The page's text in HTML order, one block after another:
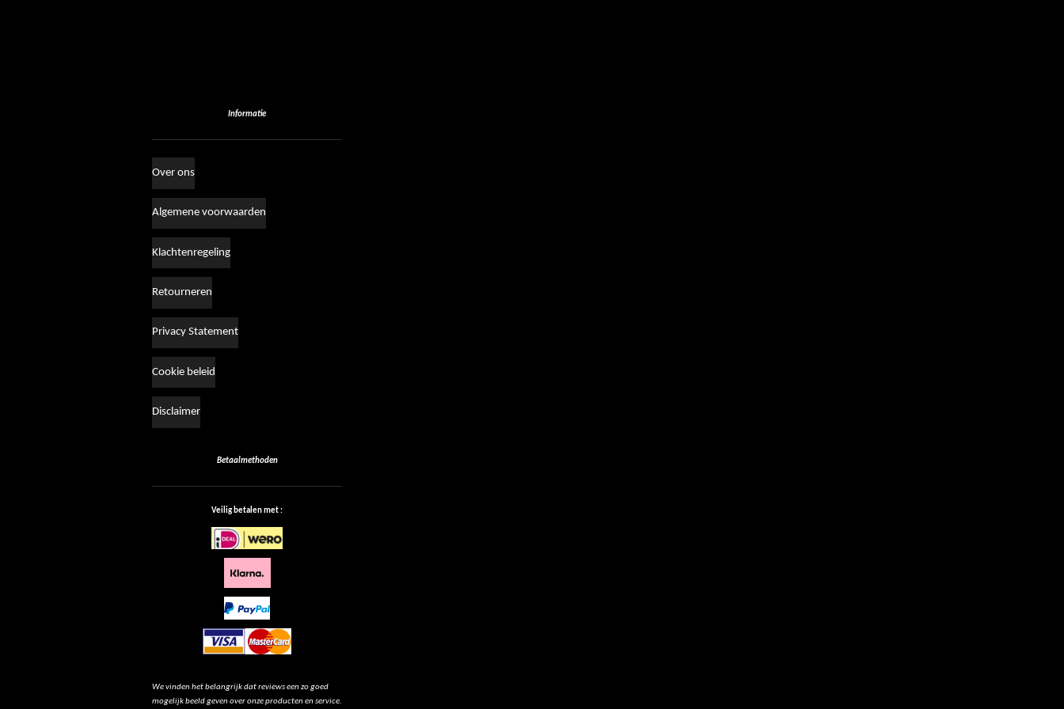
Informatie
Over ons
Algemene voorwaarden
Klachtenregeling
Retourneren
Privacy Statement
Cookie beleid
Disclaimer
Betaalmethoden
Veilig betalen met :
We vinden het belangrijk dat reviews een zo goed
mogelijk beeld geven over onze producten en service.